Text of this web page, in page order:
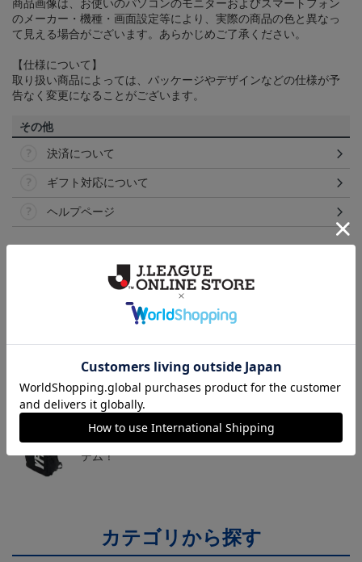
商品画像は、お使いのパソコンのモニターおよびスマートフォン
のメーカー・機種・画面設定等により、実際の商品の色と異なっ
て見える場合がございます。あらかじめご了承ください。
【仕様について】
取り扱い商品によっては、パッケージやデザインなどの仕様が予
告なく変更になることがございます。
その他
決済について
ギフト対応について
ヘルプページ
かお楽しみのシークレットグッズ！
横浜FM
日常にもF・マリノスを！普段使いにオススメのアイ
テム！
カテゴリから探す